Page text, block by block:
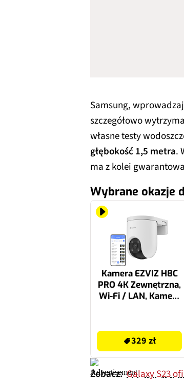
Samsung,
szczegółowo
własne testy
głębokość 1,5 metra.
ma z kolei
Wybrane okazje
Kamera EZVIZ H8C
PRO 4K Zewnętrzna,
Wi-Fi / LAN, Kamera
329 zł
Zobacz:Galaxy S23